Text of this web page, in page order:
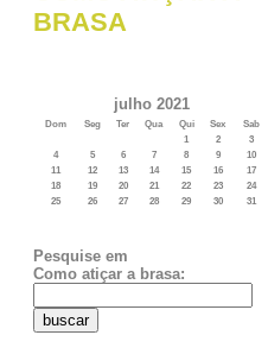
BRASA
julho 2021
Dom Seg Ter Qua Qui Sex
Sab
1
2
3
4
5 6 7 8 9
10
11
12 13 14 15 16
17
18
19 20 21 22 23
24
25
26 27 28 29 30 31
Pesquise em
Como atiçar a brasa: